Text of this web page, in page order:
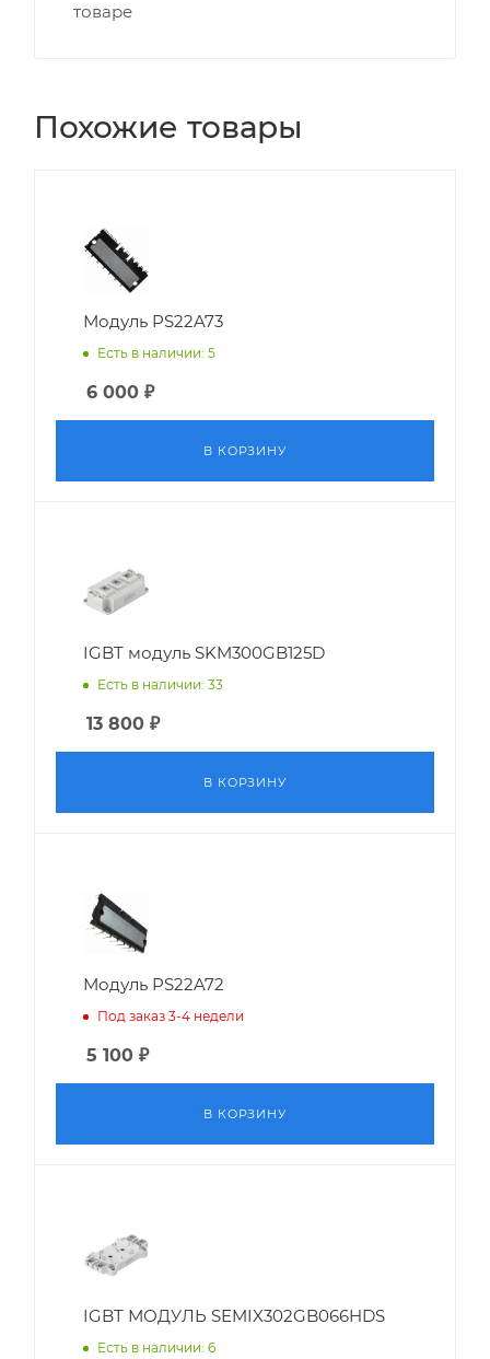
товаре
Похожие товары
Модуль PS22A73
Есть в наличии: 5
6 000 ₽
В КОРЗИНУ
IGBT модуль SKM300GB125D
Есть в наличии: 33
13 800 ₽
В КОРЗИНУ
Модуль PS22A72
Под заказ 3-4 недели
5 100 ₽
В КОРЗИНУ
IGBT МОДУЛЬ SEMIX302GB066HDS
Есть в наличии: 6